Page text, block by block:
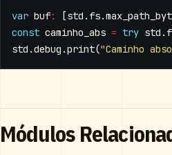
var buf: [std . fs.
const caminho_abs = try std .
std .debug .print("Caminho
Módulos